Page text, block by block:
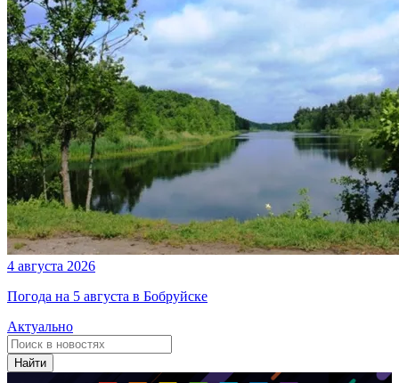
4 августа 2026
Погода на 5 августа в Бобруйске
Актуально
Найти